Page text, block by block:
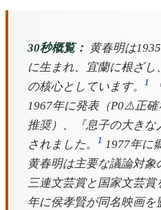
30秒概覧： 黄春明は
に生まれ、宜蘭に根ざ
の核心としています。
1
1967年に発表（P0⚠️正
推奨）、『息子の大きな
されました。
1 1977年に
黄春明は主要な議論対象
三連文芸賞と国家文芸賞
年に侯孝賢が同名映画を